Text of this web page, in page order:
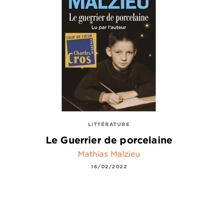
LITTÉRATURE
Le Guerrier de porcelaine
Mathias Malzieu
16/02/2022